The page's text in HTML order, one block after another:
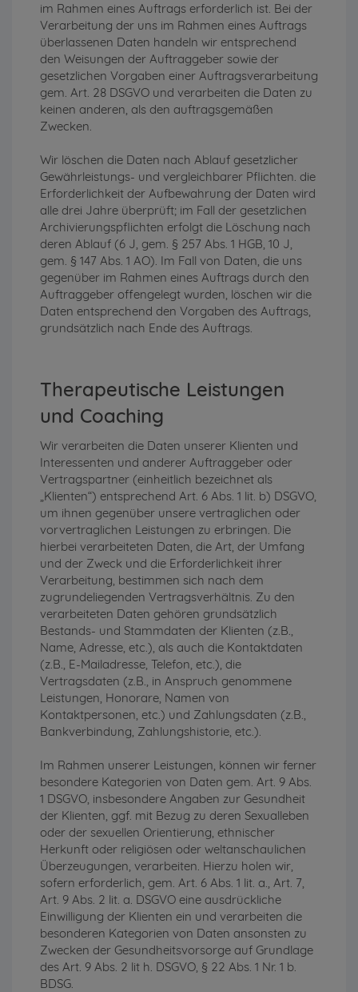
im Rahmen eines Auftrags erforderlich ist. Bei der
Verarbeitung der uns im Rahmen eines Auftrags
überlassenen Daten handeln wir entsprechend
den Weisungen der Auftraggeber sowie der
gesetzlichen Vorgaben einer Auftragsverarbeitung
gem. Art. 28 DSGVO und verarbeiten die Daten zu
keinen anderen, als den auftragsgemäßen
Zwecken.
Wir löschen die Daten nach Ablauf gesetzlicher
Gewährleistungs- und vergleichbarer Pflichten. die
Erforderlichkeit der Aufbewahrung der Daten wird
alle drei Jahre überprüft; im Fall der gesetzlichen
Archivierungspflichten erfolgt die Löschung nach
deren Ablauf (6 J, gem. § 257 Abs. 1 HGB, 10 J,
gem. § 147 Abs. 1 AO). Im Fall von Daten, die uns
gegenüber im Rahmen eines Auftrags durch den
Auftraggeber offengelegt wurden, löschen wir die
Daten entsprechend den Vorgaben des Auftrags,
grundsätzlich nach Ende des Auftrags.
Therapeutische Leistungen
und Coaching
Wir verarbeiten die Daten unserer Klienten und
Interessenten und anderer Auftraggeber oder
Vertragspartner (einheitlich bezeichnet als
„Klienten“) entsprechend Art. 6 Abs. 1 lit. b) DSGVO,
um ihnen gegenüber unsere vertraglichen oder
vorvertraglichen Leistungen zu erbringen. Die
hierbei verarbeiteten Daten, die Art, der Umfang
und der Zweck und die Erforderlichkeit ihrer
Verarbeitung, bestimmen sich nach dem
zugrundeliegenden Vertragsverhältnis. Zu den
verarbeiteten Daten gehören grundsätzlich
Bestands- und Stammdaten der Klienten (z.B.,
Name, Adresse, etc.), als auch die Kontaktdaten
(z.B., E-Mailadresse, Telefon, etc.), die
Vertragsdaten (z.B., in Anspruch genommene
Leistungen, Honorare, Namen von
Kontaktpersonen, etc.) und Zahlungsdaten (z.B.,
Bankverbindung, Zahlungshistorie, etc.).
Im Rahmen unserer Leistungen, können wir ferner
besondere Kategorien von Daten gem. Art. 9 Abs.
1 DSGVO, insbesondere Angaben zur Gesundheit
der Klienten, ggf. mit Bezug zu deren Sexualleben
oder der sexuellen Orientierung, ethnischer
Herkunft oder religiösen oder weltanschaulichen
Überzeugungen, verarbeiten. Hierzu holen wir,
sofern erforderlich, gem. Art. 6 Abs. 1 lit. a., Art. 7,
Art. 9 Abs. 2 lit. a. DSGVO eine ausdrückliche
Einwilligung der Klienten ein und verarbeiten die
besonderen Kategorien von Daten ansonsten zu
Zwecken der Gesundheitsvorsorge auf Grundlage
des Art. 9 Abs. 2 lit h. DSGVO, § 22 Abs. 1 Nr. 1 b.
BDSG.